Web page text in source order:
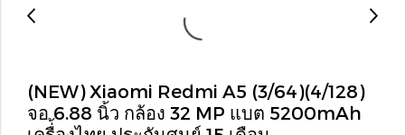
(NEW) Xiaomi Redmi A5 (3/64)(4/128)
จอ 6.88 นิ้ว กล้อง 32 MP แบต 5200mAh